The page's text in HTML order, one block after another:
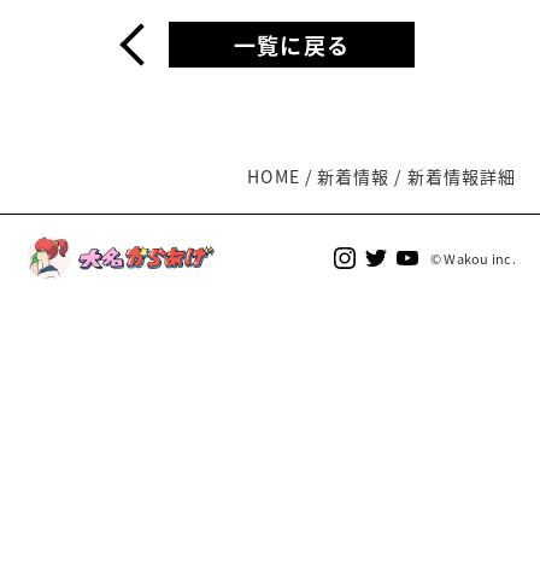
一覧に戻る
HOME 新着情報 新着情報詳細
© Wakou inc.